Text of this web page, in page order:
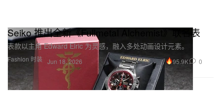
Fashion 时装
Seiko 推出全新《Fullmetal Alchemist》联名表
表款以主角 Edward Elric 为灵感，融入多处动画设计元素。
Jun 18, 2026 95.9K 0